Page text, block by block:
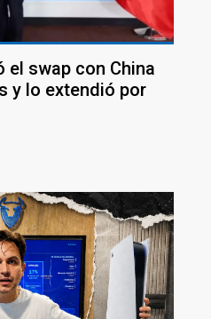
el swap con China
y lo extendió por